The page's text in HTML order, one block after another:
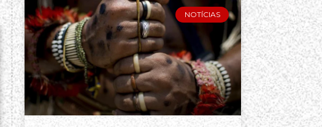
NOTÍCIAS